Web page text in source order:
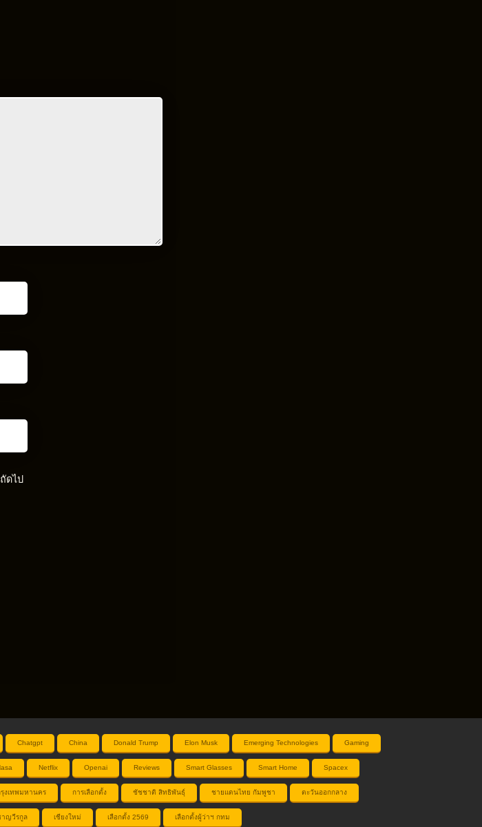
ดไป
Chatgpt China Donald Trump Elon Musk Emerging Technologies Gaming
Netflix Openai Reviews Smart Glasses Smart Home Spacex
งเทพมหานคร การเลือกตั้ง ชัชชาติ สิทธิพันธุ์ ชายแดนไทย กัมพูชา ตะวันออกกลาง
ญวีรกูล เชียงใหม่ เลือกตั้ง 2569 เลือกตั้งผู้ว่าฯ กทม